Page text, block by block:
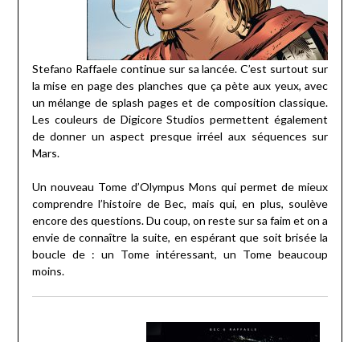
Stefano Raffaele continue sur sa lancée. C’est surtout sur
la mise en page des planches que ça pète aux yeux, avec
un mélange de splash pages et de composition classique.
Les couleurs de Digicore Studios permettent également
de donner un aspect presque irréel aux séquences sur
Mars.
Un nouveau Tome d’Olympus Mons qui permet de mieux
comprendre l’histoire de Bec, mais qui, en plus, soulève
encore des questions. Du coup, on reste sur sa faim et on a
envie de connaître la suite, en espérant que soit brisée la
boucle de : un Tome intéressant, un Tome beaucoup
moins.